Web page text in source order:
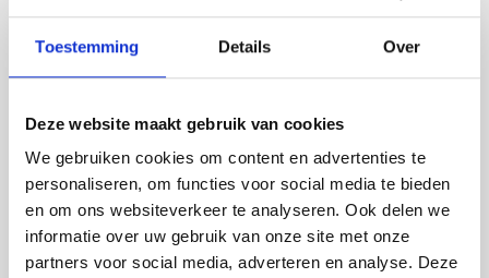
Toestemming Details Over
Deze website maakt gebruik van cookies
We gebruiken cookies om content en advertenties te
personaliseren, om functies voor social media te bieden
en om ons websiteverkeer te analyseren. Ook delen we
informatie over uw gebruik van onze site met onze
partners voor social media, adverteren en analyse. Deze